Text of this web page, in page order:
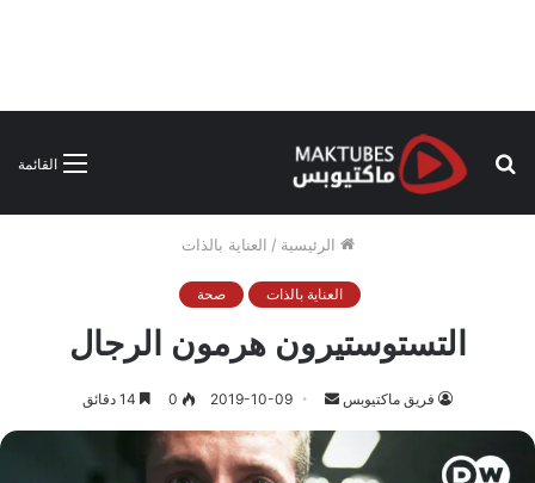
القائمة
بحث
الرئيسية / العناية بالذات
العناية بالذات صحة
التستوستيرون هرمون الرجال
فريق ماكتيوبس
أرسل
إلكترونيا
2019-10-09
0